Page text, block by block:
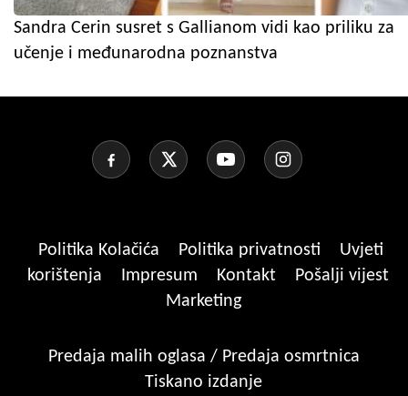
Sandra Cerin susret s Gallianom vidi kao priliku za
učenje i međunarodna poznanstva
Politika Kolačića Politika privatnosti
Uvjeti
korištenja
Impresum Kontakt
Pošalji vijest
Marketing
Predaja malih oglasa / Predaja osmrtnica
Tiskano izdanje